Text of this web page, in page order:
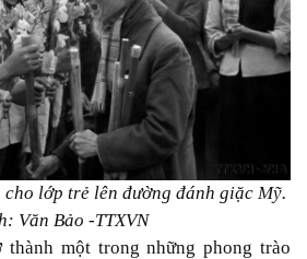
cho lớp trẻ lên đường đánh giặc Mỹ.
Văn Bảo -TTXVN
thành một trong những phong trào